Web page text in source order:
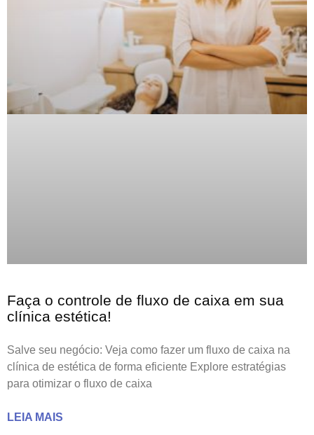
Faça o controle de fluxo de caixa em sua
clínica estética!
Salve seu negócio: Veja como fazer um fluxo de caixa na
clínica de estética de forma eficiente Explore estratégias
para otimizar o fluxo de caixa
LEIA MAIS